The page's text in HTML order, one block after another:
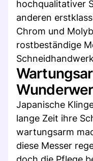
hochqualitativer
anderen
Chrom und
rostbeständige
Japanische
lange Zeit ihre
wartungsarm
diese Messer